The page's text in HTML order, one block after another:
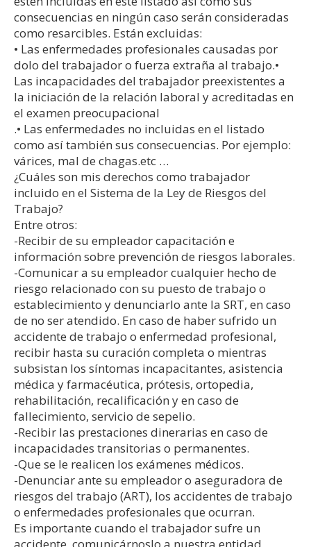
consecuencias en ningún caso serán consideradas
como resarcibles. Están excluidas:
• Las enfermedades profesionales causadas por
dolo del trabajador o fuerza extraña al trabajo.•
Las incapacidades del trabajador preexistentes a
la iniciación de la relación laboral y acreditadas en
el examen preocupacional
.• Las enfermedades no incluidas en el listado
como así también sus consecuencias. Por ejemplo:
várices, mal de chagas.etc …
¿Cuáles son mis derechos como trabajador
incluido en el Sistema de la Ley de Riesgos del
Trabajo?
Entre otros:
-Recibir de su empleador capacitación e
información sobre prevención de riesgos laborales.
-Comunicar a su empleador cualquier hecho de
riesgo relacionado con su puesto de trabajo o
establecimiento y denunciarlo ante la SRT, en caso
de no ser atendido. En caso de haber sufrido un
accidente de trabajo o enfermedad profesional,
recibir hasta su curación completa o mientras
subsistan los síntomas incapacitantes, asistencia
médica y farmacéutica, prótesis, ortopedia,
rehabilitación, recalificación y en caso de
fallecimiento, servicio de sepelio.
-Recibir las prestaciones dinerarias en caso de
incapacidades transitorias o permanentes.
-Que se le realicen los exámenes médicos.
-Denunciar ante su empleador o aseguradora de
riesgos del trabajo (ART), los accidentes de trabajo
o enfermedades profesionales que ocurran.
Es importante cuando el trabajador sufre un
accidente, comunicárnoslo a nuestra entidad